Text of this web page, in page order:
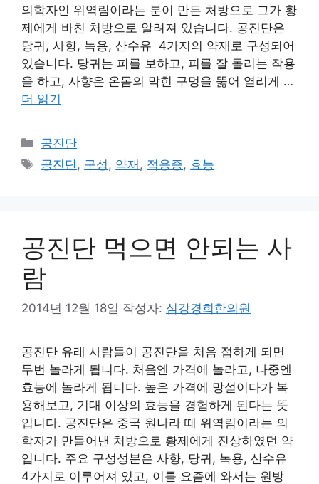
의학자인 위역림이라는 분이 만든 처방으로 그가 황
제에게 바친 처방으로 알려져 있습니다. 공진단은
당귀, 사향, 녹용, 산수유 4가지의 약재로 구성되어
있습니다. 당귀는 피를 보하고, 피를 잘 돌리는 작용
을 하고, 사향은 온몸의 막힌 구멍을 뚫어 열리게 …
더 읽기
카
테
고
공진단
태
공진단, 구성 , 약재 , 적응증, 효능
공진단 먹으면 안되는 사
람
2014년 12월 18일 작성자: 심강경희한의원
공진단 유래 사람들이 공진단을 처음 접하게 되면
두번 놀라게 됩니다. 처음엔 가격에 놀라고, 나중엔
효능에 놀라게 됩니다. 높은 가격에 망설이다가 복
용해보고, 기대 이상의 효능을 경험하게 된다는 뜻
입니다. 공진단은 중국 원나라 때 위역림이라는 의
학자가 만들어낸 처방으로 황제에게 진상하였던 약
입니다. 주요 구성성분은 사향, 당귀, 녹용, 산수유
4가지로 이루어져 있고, 이를 요즘에 와서는 원방